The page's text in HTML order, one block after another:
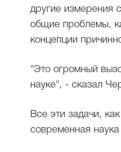
другие измерения
общие проблемы,
концепции
"Это огромный
науке", - сказал
Все эти задачи,
современная